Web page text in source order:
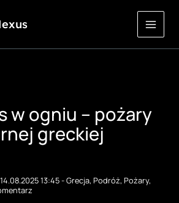
w ogniu – pożary
greckiej
14.08.2025 13:45-Grecja,Podróż,Pożary,